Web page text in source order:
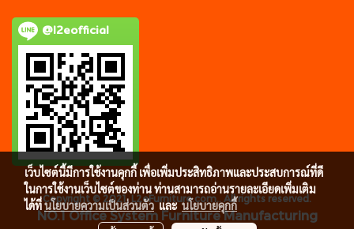
@l2eofficial
Copyright © 2021, L2eFurniture.com.. All rights reserved.
NO.1 Office System Furniture Manufacturing
เว็บไซต์นี้มีการใช้งานคุกกี้ เพื่อเพิ่มประสิทธิภาพและประสบการณ์ที่ดี
ในการใช้งานเว็บไซต์ของท่าน ท่านสามารถอ่านรายละเอียดเพิ่มเติม
ได้ที่นโยบายความเป็นส่วนตัวและนโยบายคุกกี้